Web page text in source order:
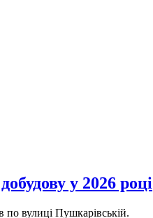
у 2026 році
по вулиці Пушкарівській.